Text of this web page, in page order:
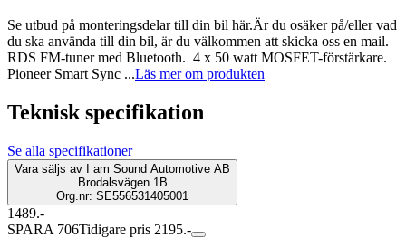
Se utbud på monteringsdelar till din bil här.Är du osäker på/eller vad
du ska använda till din bil, är du välkommen att skicka oss en mail.
RDS FM-tuner med Bluetooth. 4 x 50 watt MOSFET-förstärkare.
Pioneer Smart Sync ...Läs mer om produkten
Teknisk specifikation
Se alla specifikationer
Vara säljs av
I am Sound Automotive AB
Brodalsvägen 1B
Org.nr: SE556531405001
1489.-
SPARA 706Tidigare pris 2195.-